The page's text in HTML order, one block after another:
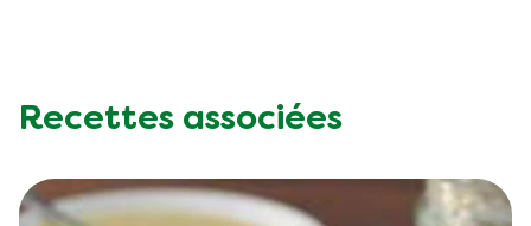
Knorr®
Sel
est
Recettes associées